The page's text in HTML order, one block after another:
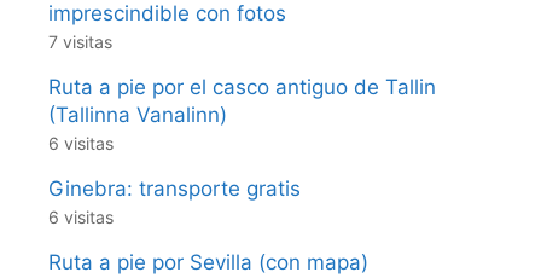
imprescindible con fotos
7 visitas
Ruta a pie por el casco antiguo de Tallin
(Tallinna Vanalinn)
6 visitas
Ginebra: transporte gratis
6 visitas
Ruta a pie por Sevilla (con mapa)